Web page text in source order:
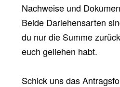
Nachweise und
Beide Darlehensarten
du nur die Summe
euch geliehen habt.
Schick uns das